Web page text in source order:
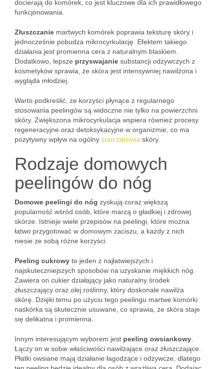
docierają do komórek, co jest kluczowe dla ich prawidłowego
funkcjonowania.
Złuszczanie martwych komórek poprawia teksturę skóry i
jednocześnie pobudza mikrocyrkulację. Efektem takiego
działania jest promienna cera z naturalnym blaskiem.
Dodatkowo, lepsze przyswajanie substancji odżywczych z
kosmetyków sprawia, że skóra jest intensywniej nawilżona i
wygląda młodziej.
Warto podkreślić, że korzyści płynące z regularnego
stosowania peelingów są widoczne nie tylko na powierzchni
skóry. Zwiększona mikrocyrkulacja wspiera również procesy
regeneracyjne oraz detoksykacyjne w organizmie, co ma
pozytywny wpływ na ogólny stan zdrowia skóry.
Rodzaje domowych
peelingów do nóg
Domowe peelingi do nóg zyskują coraz większą
popularność wśród osób, które marzą o gładkiej i zdrowej
skórze. Istnieje wiele przepisów na peelingi, które można
łatwo przygotować w domowym zaciszu, a każdy z nich
niesie ze sobą różne korzyści.
Peeling cukrowy to jeden z najłatwiejszych i
najskuteczniejszych sposobów na uzyskanie miękkich nóg.
Zawiera on cukier działający jako naturalny środek
złuszczający oraz olej roślinny, który doskonale nawilża
skórę. Dzięki temu po użyciu tego peelingu martwe komórki
naskórka są skutecznie usuwane, co sprawia, że skóra staje
się delikatna i promienna.
Innym interesującym wyborem jest peeling owsiankowy
Łączy on w sobie właściwości nawilżające oraz złuszczające.
Płatki owsiane mają działanie łagodzące i odżywcze, dlatego